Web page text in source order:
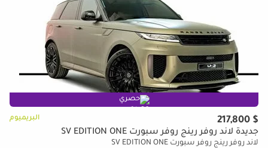
حصري
$ 217,800 البريميوم
جديدة لاند روفر رينج روفر سبورت SV EDITION ONE
لاند روفر رينج روفر سبورت SV EDITION ONE